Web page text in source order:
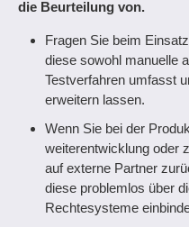
die Beurteilung von.
Fragen Sie beim
diese sowohl manuelle
Testverfahren umfasst
erweitern lassen.
Wenn Sie bei der
weiterentwicklung oder
auf externe Partner
diese problemlos über
Rechtesysteme